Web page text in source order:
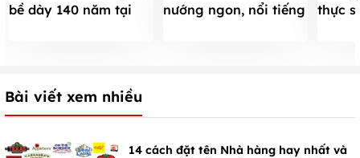
bề dày 140 năm tại
nướng ngon, nổi tiếng
thực
Bài viết xem nhiều
14 cách đặt tên Nhà hàng hay nhất và